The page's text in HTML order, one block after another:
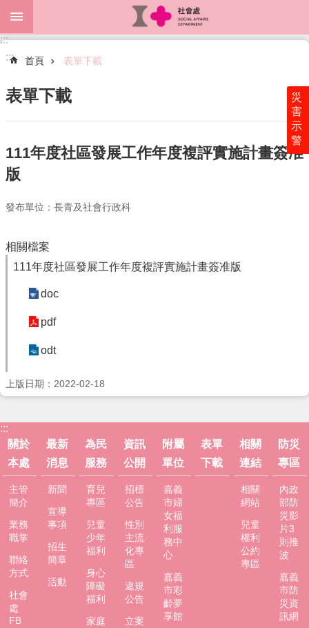
跳到主要內容區塊
進
階
關
於
本
最
消
公
開
附
屬
位
相
關
法
規
表
單
下
載
災
害
示
警
:::
:::
首頁 表單下載
表單下載
111年度社區發展工作年度複評實施計畫簽准
版
發布單位：長青及社會行政科
相關檔案
111年度社區發展工作年度複評實施計畫簽准版
doc
pdf
odt
上版日期：2022-02-18
:::
關於
本處
主管
簡介
業務
職掌
聯絡
方式
社會
處
FB
最新
消息
新聞
宣導
事項
招生
簡章
活動
為民
服務
育兒
專區
兒童
少年
福利
身心
障礙
福利
家庭
資訊
公開
招標
公告
性別
主流
化專
區
違規
公告
立案
附屬
單位
嘉義
市婦
女福
利服
務中
心
嘉義
市彩
齡夢
享館
表單
下載
相關
連結
相關
網站
兒童
權利
公約
專區
防災
專區
內政
部防
災影
片3
則推
波
嘉義
市防
災資
訊網